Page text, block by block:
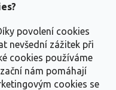
povolení cookies
nevšední zážitek při
cookies používáme
nám pomáhají
cookies se